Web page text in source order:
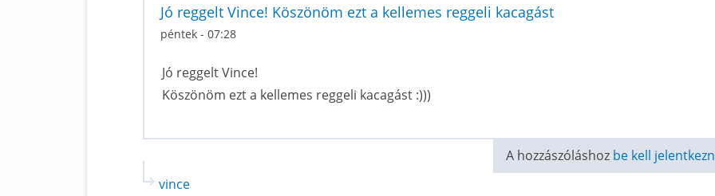
Jó reggelt Vince! Köszönöm ezt a kellemes reggeli kacagást
péntek - 07:28
Jó reggelt Vince!
Köszönöm ezt a kellemes reggeli kacagást :)))
A hozzászóláshoz be kell
vince